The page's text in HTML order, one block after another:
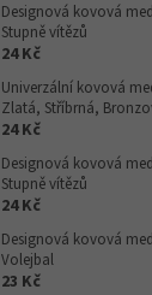
Designová kovová
Stupně vítězů
24 Kč
Univerzální kovová
Zlatá, Stříbrná,
24 Kč
Designová kovová
Stupně vítězů
24 Kč
Designová kovová
Volejbal
23 Kč